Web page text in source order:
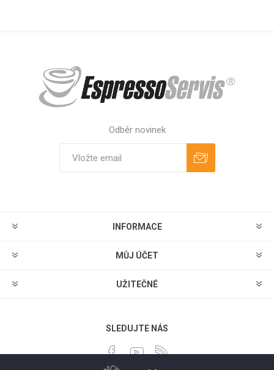
Odběr novinek
INFORMACE
MŮJ ÚČET
UŽITEČNÉ
SLEDUJTE NÁS